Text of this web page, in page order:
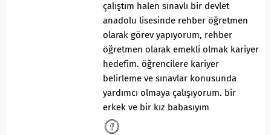
çalıştım halen sınavlı bir devlet
anadolu lisesinde rehber öğretmen
olarak görev yapıyorum, rehber
öğretmen olarak emekli olmak kariyer
hedefim. öğrencilere kariyer
belirleme ve sınavlar konusunda
yardımcı olmaya çalışıyorum. bir
erkek ve bir kız babasıyım